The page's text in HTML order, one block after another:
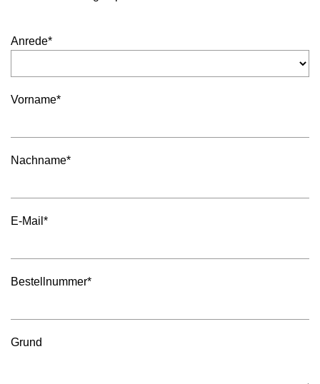
Anrede*
Vorname*
Nachname*
E-Mail*
Bestellnummer*
Grund